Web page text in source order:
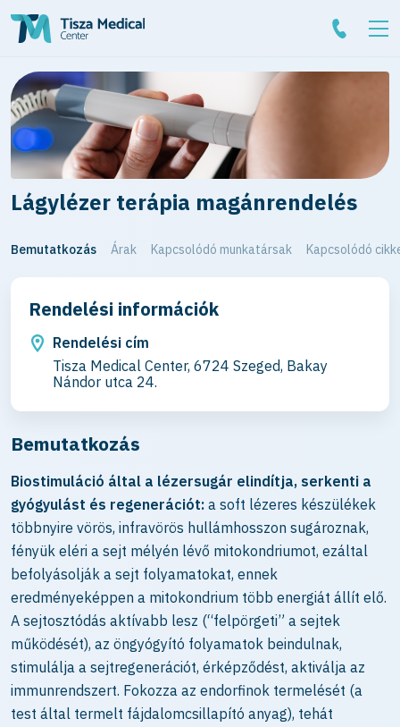
Lágylézer terápia magánrendelés
Bemutatkozás Árak Kapcsolódó munkatársak Kapcsolódó
Rendelési információk
Rendelési cím
Tisza Medical Center, 6724 Szeged, Bakay
Nándor utca 24.
Bemutatkozás
Biostimuláció által a lézersugár elindítja, serkenti a
gyógyulást és regenerációt: a soft lézeres készülékek
többnyire vörös, infravörös hullámhosszon sugároznak,
fényük eléri a sejt mélyén lévő mitokondriumot, ezáltal
befolyásolják a sejt folyamatokat, ennek
eredményeképpen a mitokondrium több energiát állít elő.
A sejtosztódás aktívabb lesz (“felpörgeti” a sejtek
működését), az öngyógyító folyamatok beindulnak,
stimulálja a sejtregenerációt, érképződést, aktiválja az
immunrendszert. Fokozza az endorfinok termelését (a
test által termelt fájdalomcsillapító anyag), tehát